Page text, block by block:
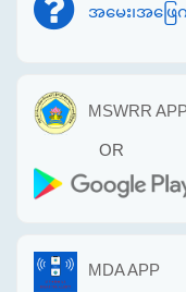
အမေး၊အဖြေ
MSWRR
OR
MDA APP